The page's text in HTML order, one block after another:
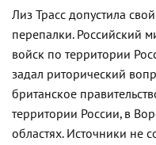
Лиз Трасс допустила
перепалки. Российский
войск по территории
задал риторический
британское
территории России, в
областях. Источники не